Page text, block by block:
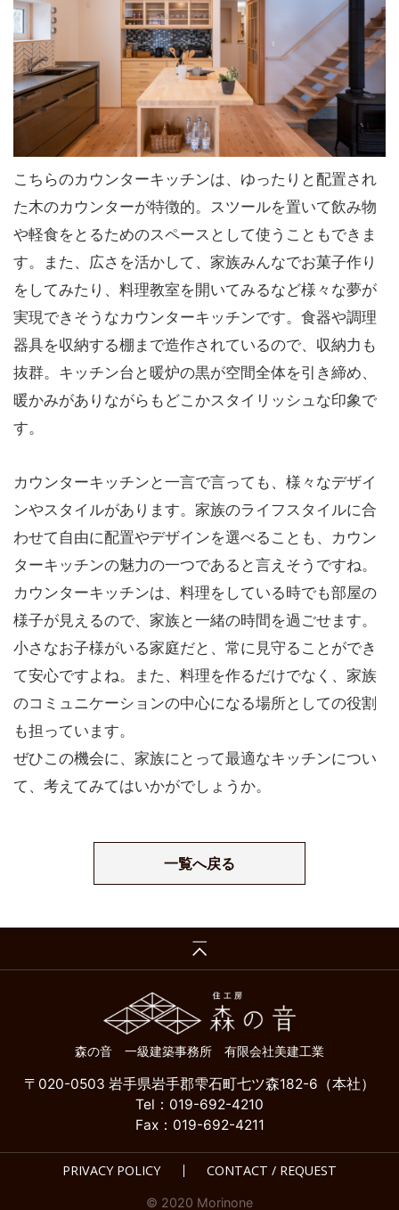
こちらのカウンターキッチンは、ゆったりと配置され
た木のカウンターが特徴的。スツールを置いて飲み物
や軽食をとるためのスペースとして使うこともできま
す。また、広さを活かして、家族みんなでお菓子作り
をしてみたり、料理教室を開いてみるなど様々な夢が
実現できそうなカウンターキッチンです。食器や調理
器具を収納する棚まで造作されているので、収納力も
抜群。キッチン台と暖炉の黒が空間全体を引き締め、
暖かみがありながらもどこかスタイリッシュな印象で
す。
カウンターキッチンと一言で言っても、様々なデザイ
ンやスタイルがあります。家族のライフスタイルに合
わせて自由に配置やデザインを選べることも、カウン
ターキッチンの魅力の一つであると言えそうですね。
カウンターキッチンは、料理をしている時でも部屋の
様子が見えるので、家族と一緒の時間を過ごせます。
小さなお子様がいる家庭だと、常に見守ることができ
て安心ですよね。また、料理を作るだけでなく、家族
のコミュニケーションの中心になる場所としての役割
も担っています。
ぜひこの機会に、家族にとって最適なキッチンについ
て、考えてみてはいかがでしょうか。
一覧へ戻る
森の音 一級建築事務所 有限会社美建工業
〒020-0503 岩手県岩手郡雫石町七ツ森182-6（本社）
Tel：019-692-4210
Fax：019-692-4211
PRIVACY POLICY CONTACT / REQUEST
© 2020 Morinone